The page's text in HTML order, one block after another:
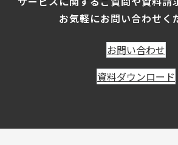
お気軽にお問い合わせく
お問い合わせ
資料ダウンロード